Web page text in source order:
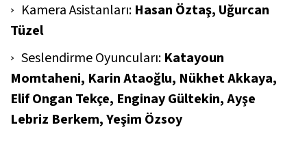
Kamera Asistanları: Hasan Öztaş, Uğurcan
Tüzel
Seslendirme Oyuncuları: Katayoun
Momtaheni, Karin Ataoğlu, Nükhet Akkaya,
Elif Ongan Tekçe, Enginay Gültekin, Ayşe
Lebriz Berkem, Yeşim Özsoy